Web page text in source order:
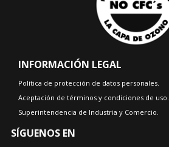
INFORMACIÓN LEGAL
Política de protección de datos personales.
Aceptación de términos y condiciones de uso.
Superintendencia de Industria y Comercio.
SÍGUENOS EN